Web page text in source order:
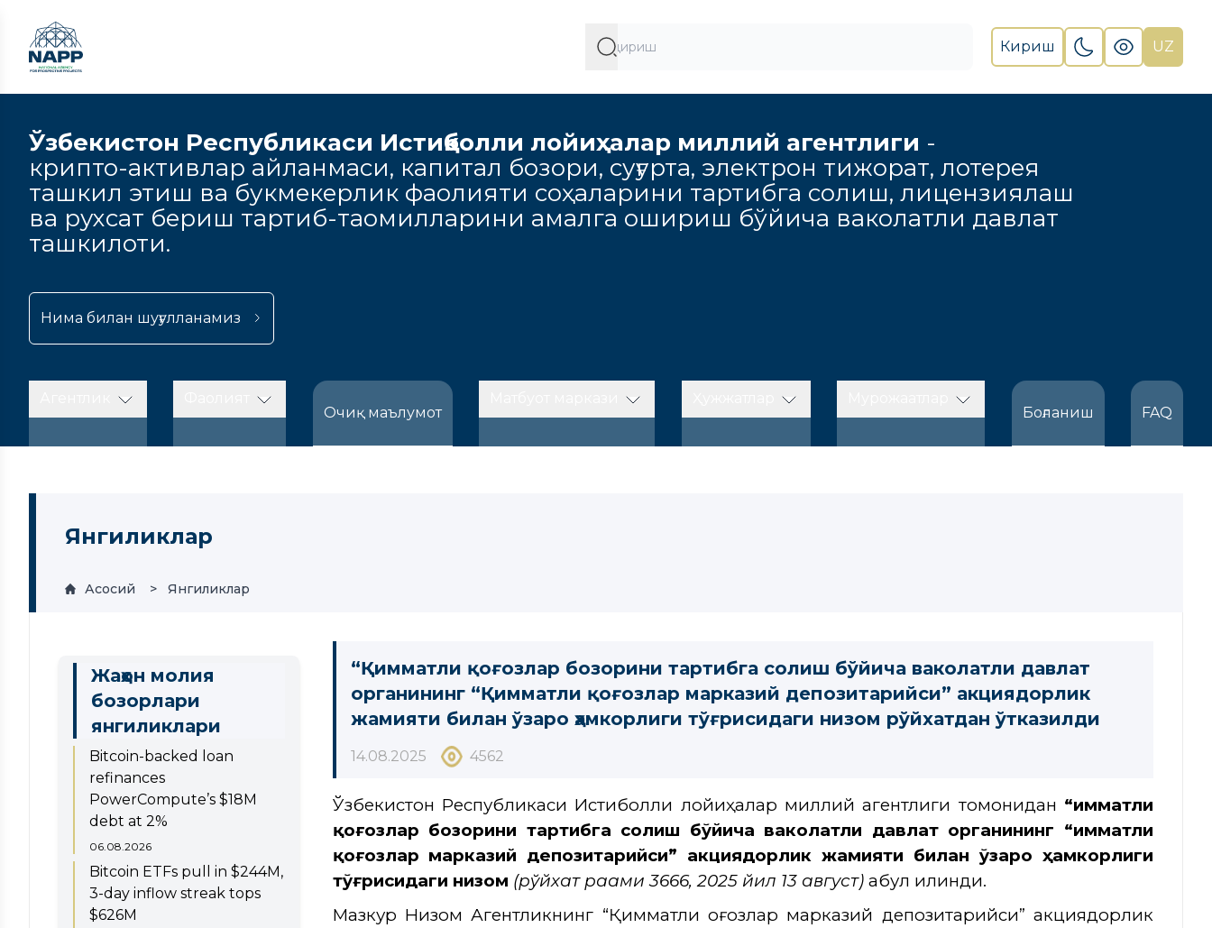
Кириш UZ
Ўзбекистон Республикаси Истиқболли лойиҳалар миллий агентлиги -
крипто-активлар айланмаси, капитал бозори, суғурта, электрон тижорат, лотерея
ташкил этиш ва букмекерлик фаолияти соҳаларини тартибга солиш, лицензиялаш
ва рухсат бериш тартиб-таомилларини амалга ошириш бўйича ваколатли давлат
ташкилоти.
Нима билан шуғулланамиз
Очиқ маълумот
Боғланиш
FAQ
Янгиликлар
Асосий Янгиликлар
Жаҳон молия
бозорлари
янгиликлари
Bitcoin-backed loan
refinances
PowerCompute’s $18M
debt at 2%
06.08.2026
Bitcoin ETFs pull in $244M,
3-day inflow streak tops
$626M
“Қимматли қоғозлар бозорини тартибга солиш бўйича ваколатли давлат
органининг “Қимматли қоғозлар марказий депозитарийси” акциядорлик
жамияти билан ўзаро ҳамкорлиги тўғрисидаги низом рўйхатдан ўтказилди
14.08.2025 4562
Ўзбекистон Республикаси Истиқболли лойиҳалар миллий агентлиги томонидан “Қимматли
қоғозлар бозорини тартибга солиш бўйича ваколатли давлат органининг “Қимматли
қоғозлар марказий депозитарийси” акциядорлик жамияти билан ўзаро ҳамкорлиги
тўғрисидаги низом (рўйхат рақами 3666, 2025 йил 13 август)қабул қилинди.
Мазкур Низом Агентликнинг “Қимматли қоғозлар марказий депозитарийси” акциядорлик